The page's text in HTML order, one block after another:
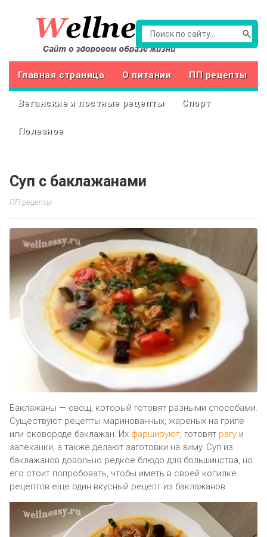
Главная страница О питании ПП рецепты
Веганские и постные рецепты Спорт
Полезное
Суп с баклажанами
ПП рецепты
Баклажаны — овощ, который готовят разными способами.
Существуют рецепты маринованных, жареных на гриле
или сковороде баклажан. Их фаршируют, готовят рагу и
запеканки, а также делают заготовки на зиму. Суп из
баклажанов довольно редкое блюдо для большинства, но
его стоит попробовать, чтобы иметь в своей копилке
рецептов еще один вкусный рецепт из баклажанов.